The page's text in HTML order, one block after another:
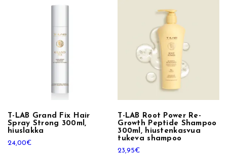
T-LAB Grand Fix Hair
Spray Strong 300ml,
hiuslakka
24,00€
T-LAB Root Power Re-
Growth Peptide Shampoo
300ml, hiustenkasvua
tukeva shampoo
23,95€